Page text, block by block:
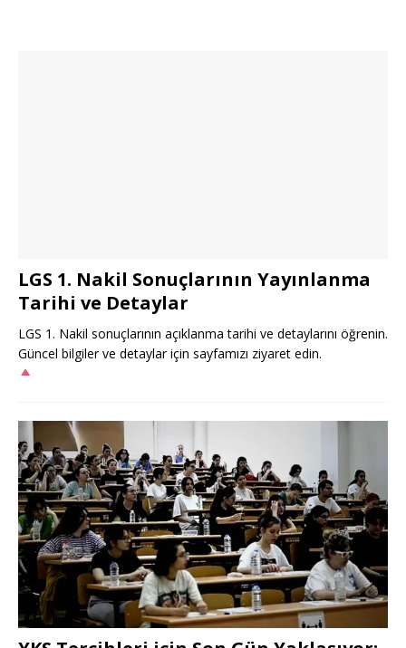
LGS 1. Nakil Sonuçlarının Yayınlanma
Tarihi ve Detaylar
LGS 1. Nakil sonuçlarının açıklanma tarihi ve detaylarını öğrenin.
Güncel bilgiler ve detaylar için sayfamızı ziyaret edin.